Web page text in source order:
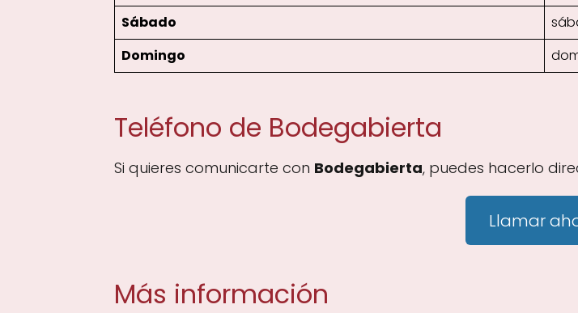
Sábado
Domingo
Teléfono de Bodegabierta
Si quieres comunicarte con Bodegabierta, puedes hacerlo
Llamar
Más información